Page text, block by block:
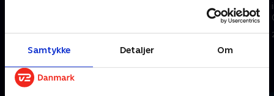
Samtykke Detaljer Om
27. juni 2026 • 12 min
interviews fra VM i Mexico,
Andre så også